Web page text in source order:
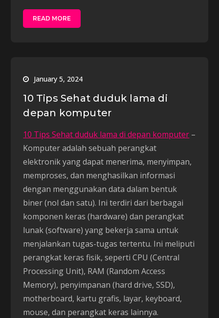
READ MORE
January 5, 2024
10 Tips Sehat duduk lama di
depan komputer
10 Tips Sehat duduk lama di depan komputer –
Komputer adalah sebuah perangkat
elektronik yang dapat menerima, menyimpan,
memproses, dan menghasilkan informasi
dengan menggunakan data dalam bentuk
biner (nol dan satu). Ini terdiri dari berbagai
komponen keras (hardware) dan perangkat
lunak (software) yang bekerja sama untuk
menjalankan tugas-tugas tertentu. Ini meliputi
perangkat keras fisik, seperti CPU (Central
Processing Unit), RAM (Random Access
Memory), penyimpanan (hard drive, SSD),
motherboard, kartu grafis, layar, keyboard,
mouse, dan perangkat keras lainnya.